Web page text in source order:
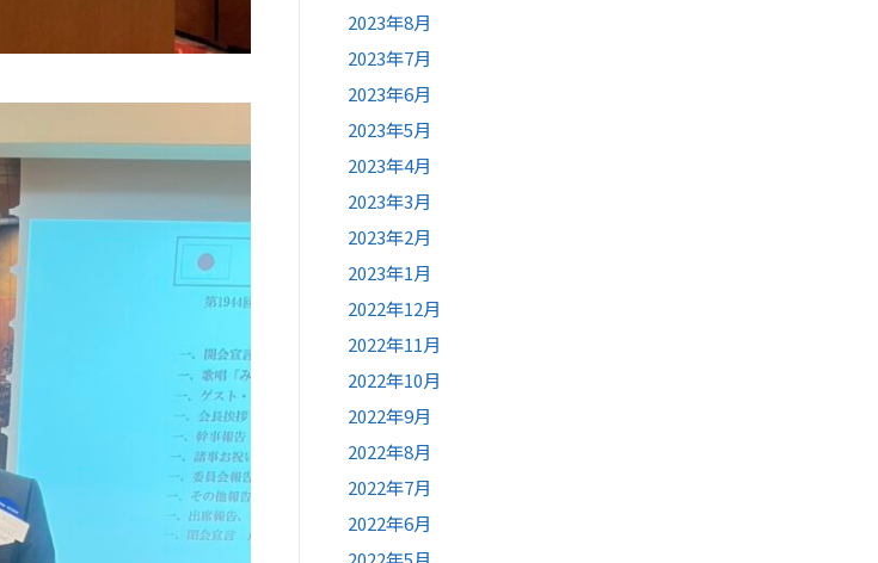
2023年8月
2023年7月
2023年6月
2023年5月
2023年4月
2023年3月
2023年2月
2023年1月
2022年12月
2022年11月
2022年10月
2022年9月
2022年8月
2022年7月
2022年6月